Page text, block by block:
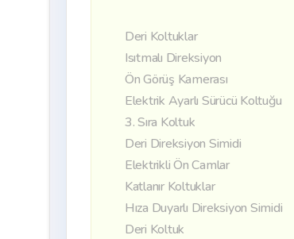
Deri Koltuklar
Isıtmalı Direksiyon
Ön Görüş Kamerası
Elektrik Ayarlı Sürücü Koltuğu
3. Sıra Koltuk
Deri Direksiyon Simidi
Elektrikli Ön Camlar
Katlanır Koltuklar
Hıza Duyarlı Direksiyon Simidi
Deri Koltuk